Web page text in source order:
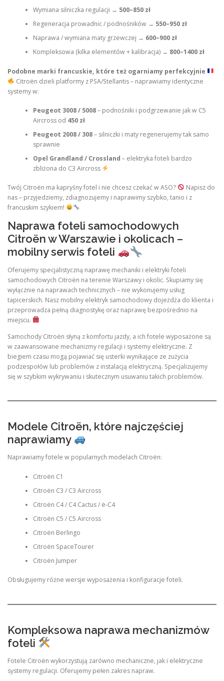
Wymiana silniczka regulacji → 500–850 zł
Regeneracja prowadnic / podnośników → 550–950 zł
Naprawa / wymiana maty grzewczej → 600–900 zł
Kompleksowa (kilka elementów + kalibracja) → 800–1400 zł
Podobne marki francuskie, które też ogarniamy perfekcyjnie
Citroën dzieli platformy z PSA/Stellantis – naprawiamy identyczne
systemy w:
Peugeot 3008 / 5008– podnośniki i podgrzewanie jak w C5
Aircross od 450 zł
Peugeot 2008 / 308– silniczki i maty regenerujemy tak samo
sprawnie
Opel Grandland / Crossland – elektryka foteli bardzo
zbliżona do C3 Aircross
Twój Citroën ma kapryśny fotel i nie chcesz czekać w ASO?
Napisz do
nas – przyjedziemy, zdiagnozujemy i naprawimy szybko, tanio i z
francuskim szykiem!
Naprawa foteli samochodowych
Citroën w Warszawie i okolicach –
mobilny serwis foteli
Oferujemy specjalistyczną naprawę mechaniki i elektryki foteli
samochodowych Citroën na terenie Warszawy i okolic. Skupiamy się
wyłącznie na naprawach technicznych – nie wykonujemy usług
tapicerskich. Nasz mobilny elektryk samochodowy dojeżdża do klienta i
przeprowadza pełną diagnostykę oraz naprawę bezpośrednio na
miejscu.
Samochody Citroën słyną z komfortu jazdy, a ich fotele wyposażone są
w zaawansowane mechanizmy regulacji i systemy elektryczne. Z
biegiem czasu mogą pojawiać się usterki wynikające ze zużycia
podzespołów lub problemów z instalacją elektryczną. Specjalizujemy
się w szybkim wykrywaniu i skutecznym usuwaniu takich problemów.
Modele Citroën, które najczęściej
naprawiamy
Naprawiamy fotele w popularnych modelach Citroën:
Citroën C1
Citroën C3 / C3 Aircross
Citroën C4 / C4 Cactus / ë-C4
Citroën C5 / C5 Aircross
Citroën Berlingo
Citroën SpaceTourer
Citroën Jumper
Obsługujemy różne wersje wyposażenia i konfiguracje foteli.
Kompleksowa naprawa mechanizmów
foteli
Fotele Citroën wykorzystują zarówno mechaniczne, jak i elektryczne
systemy regulacji. Oferujemy pełen zakres napraw.